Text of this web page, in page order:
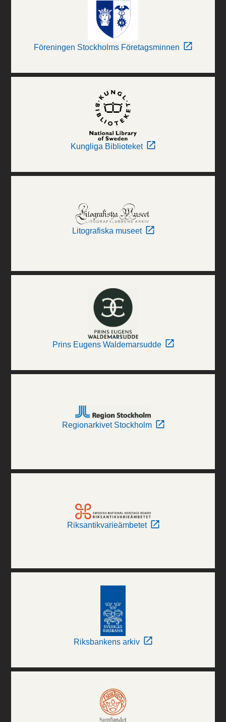
Föreningen Stockholms Företagsminnen
Kungliga Biblioteket
Litografiska museet
Prins Eugens Waldemarsudde
Regionarkivet Stockholm
Riksantikvarieämbetet
Riksbankens arkiv